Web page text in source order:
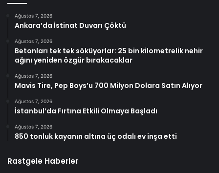
Ağustos 7, 2026
Ankara’da İstinat Duvarı Çöktü
Ağustos 7, 2026
Betonları tek tek söküyorlar: 25 bin kilometrelik nehir
ağını yeniden özgür bırakacaklar
Ağustos 7, 2026
Mavis Tire, Pep Boys’u 700 Milyon Dolara Satın Alıyor
Ağustos 7, 2026
İstanbul’da Fırtına Etkili Olmaya Başladı
Ağustos 7, 2026
850 tonluk kayanın altına üç odalı ev inşa etti
Rastgele Haberler